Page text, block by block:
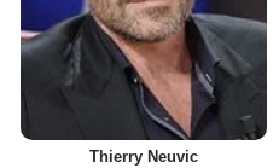
Thierry Neuvic